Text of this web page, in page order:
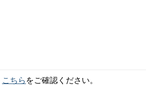
こちら をご確認ください。